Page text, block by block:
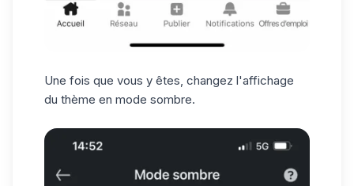
Une fois que vous y êtes, changez l'affichage
du thème en mode sombre.